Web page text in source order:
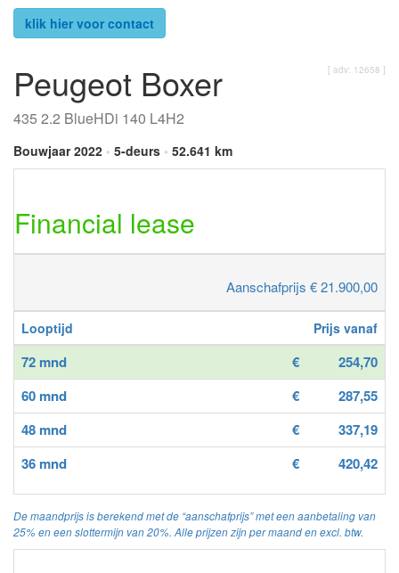
klik hier voor contact
[ adv: 12658 ]
Peugeot Boxer
435 2.2 BlueHDi 140 L4H2
Bouwjaar 2022 • 5-deurs • 52.641 km
Financial lease
Aanschafprijs € 21.900,00
Looptijd Prijs vanaf
72 mnd €
254,70
60 mnd
€
287,55
48 mnd
€
337,19
36 mnd
€ 420,42
De maandprijs is berekend met de “aanschafprijs” met een aanbetaling van
25% en een slottermijn van 20%. Alle prijzen zijn per maand en excl. btw.